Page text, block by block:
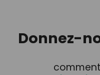
Donnez-